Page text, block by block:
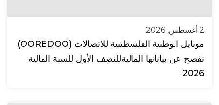
2 أغسطس, 2026
موبايل الوطنية الفلسطينية للاتصالات (OOREDOO)
تفصح عن بياناتها الماليةللنصف الأول للسنة المالية
2026